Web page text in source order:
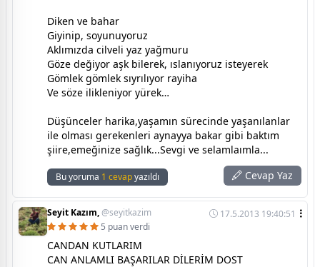
Diken ve bahar
Giyinip, soyunuyoruz
Aklımızda cilveli yaz yağmuru
Göze değiyor aşk bilerek, ıslanıyoruz isteyerek
Gömlek gömlek sıyrılıyor rayiha
Ve söze ilikleniyor yürek…
Düşünceler harika,yaşamın sürecinde yaşanılanlar
ile olması gerekenleri aynayya bakar gibi baktım
şiire,emeğinize sağlık...Sevgi ve selamlaımla...
Bu yoruma 1 cevapyazıldı Cevap Yaz
Seyit Kazım,@seyitkazim
17.5.2013 19:40:51
5 puan verdi
CANDAN KUTLARIM
CAN ANLAMLI BAŞARILAR DİLERİM DOST